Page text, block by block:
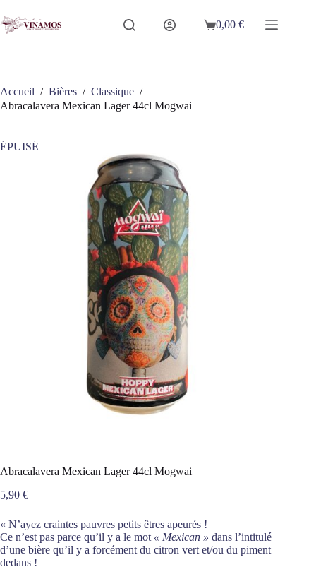
au
contenu
Panier
0,00€
Accueil / Bières / Classique /
Abracalavera Mexican Lager 44cl Mogwai
ÉPUISÉ
Abracalavera Mexican Lager 44cl Mogwai
5,90 €
« N’ayez craintes pauvres petits êtres apeurés !
Ce n’est pas parce qu’il y a le mot « Mexican » dans l’intitulé
d’une bière qu’il y a forcément du citron vert et/ou du piment
dedans !